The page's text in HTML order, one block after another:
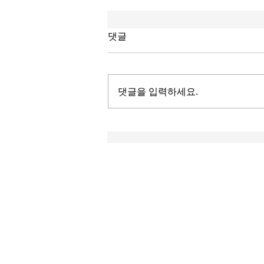
댓글
댓글을 입력하세요.